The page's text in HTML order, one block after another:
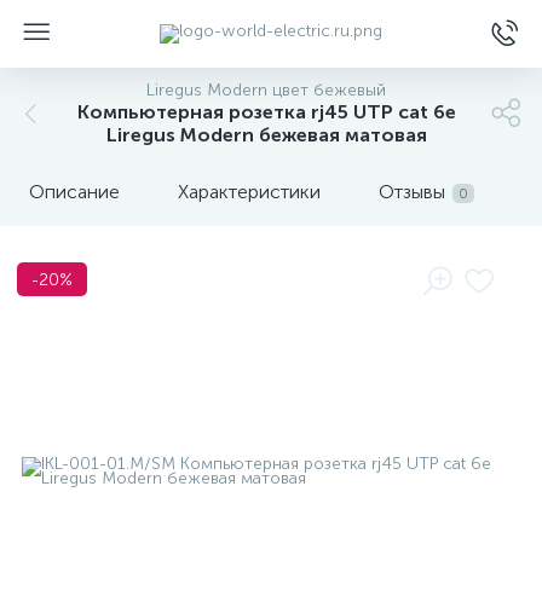
Liregus Modern цвет бежевый
Компьютерная розетка rj45 UTP cat 6e
Liregus Modern бежевая матовая
Описание Характеристики Отзывы 0
-20%